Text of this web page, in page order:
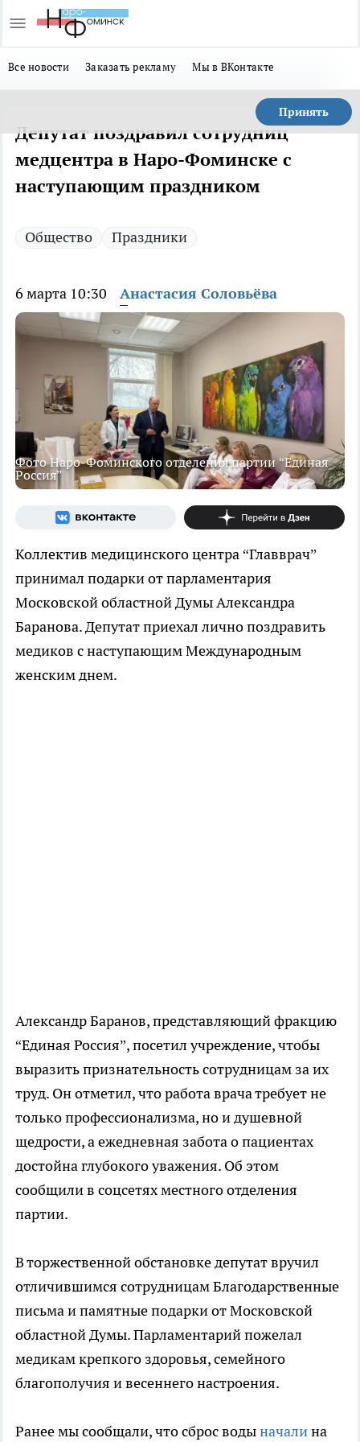
Все новости Заказать рекламу Мы в ВКонтакте
Принять
Депутат поздравил сотрудниц
медцентра в Наро-Фоминске с
наступающим праздником
Общество Праздники
6 марта 10:30 Анастасия Соловьёва
Фото Наро-Фоминского отделения партии “Единая
Россия”
Коллектив медицинского центра “Главврач”
принимал подарки от парламентария
Московской областной Думы Александра
Баранова. Депутат приехал лично поздравить
медиков с наступающим Международным
женским днем.
Александр Баранов, представляющий фракцию
“Единая Россия”, посетил учреждение, чтобы
выразить признательность сотрудницам за их
труд. Он отметил, что работа врача требует не
только профессионализма, но и душевной
щедрости, а ежедневная забота о пациентах
достойна глубокого уважения. Об этом
сообщили в соцсетях местного отделения
партии.
В торжественной обстановке депутат вручил
отличившимся сотрудницам Благодарственные
письма и памятные подарки от Московской
областной Думы. Парламентарий пожелал
медикам крепкого здоровья, семейного
благополучия и весеннего настроения.
Ранее мы сообщали, что сброс водыначалина